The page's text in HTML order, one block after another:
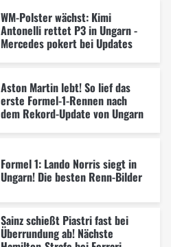
WM-Polster wächst: Kimi
Antonelli rettet P3 in Ungarn -
Mercedes pokert bei Updates
Aston Martin lebt! So lief das
erste Formel-1-Rennen nach
dem Rekord-Update von Ungarn
Formel 1: Lando Norris siegt in
Ungarn! Die besten Renn-Bilder
Sainz schießt Piastri fast bei
Überrundung ab! Nächste